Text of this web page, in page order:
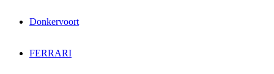
Donkervoort
FERRARI